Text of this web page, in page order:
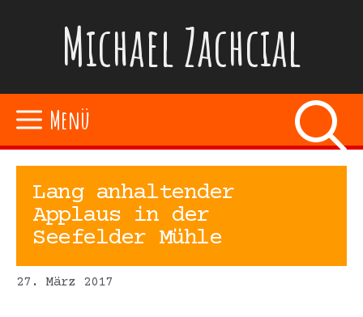
Michael Zachcial
Menü
Lang anhaltender
Applaus in der
Seefelder Mühle
27. März 2017